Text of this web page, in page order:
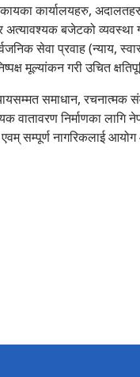
कार्यालयहरु,
अत्यावश्यक बजेटको
सेवा प्रवाह (न्याय,
मूल्यांकन गरी उचित
समाधान, रचनात्मक
वातावरण निर्माणका लागि
सम्पूर्ण नागरिकलाई